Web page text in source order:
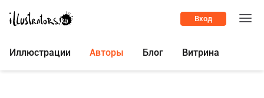
Вход
Иллюстрации Авторы Блог Витрина